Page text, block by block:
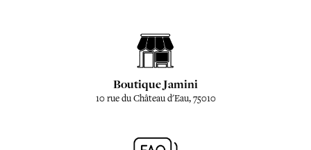
Boutique Jamini
10 rue du Château d'Eau, 75010